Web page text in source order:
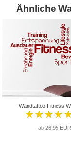
Ähnliche
Wandtattoo Fitness
ab 26,95 EUR